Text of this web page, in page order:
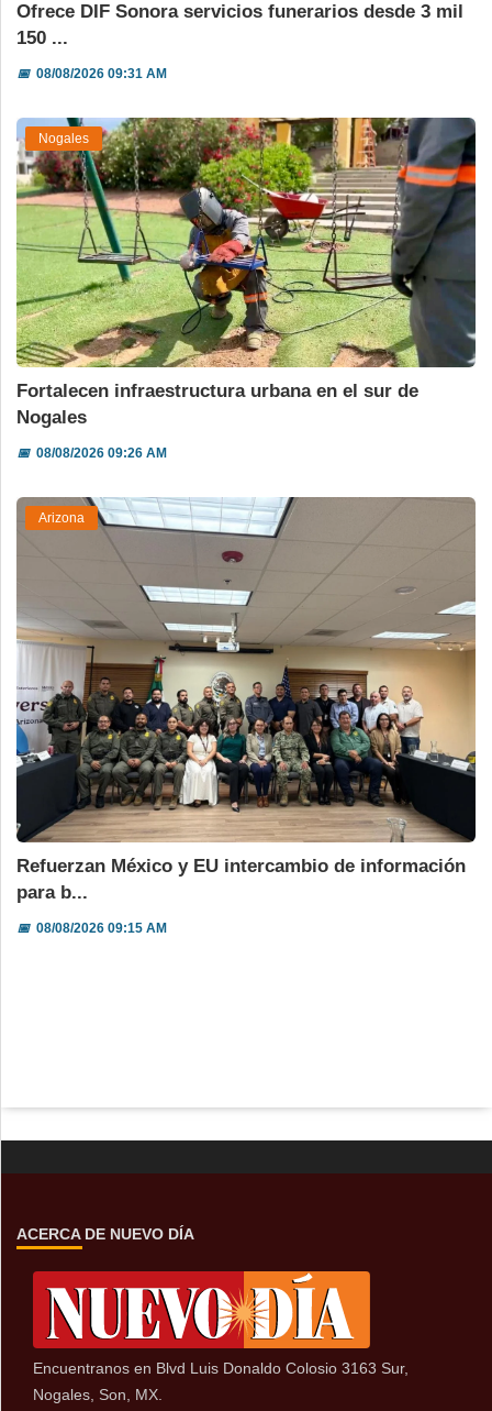
Ofrece DIF Sonora servicios funerarios desde 3 mil
150 ...
📅08/08/2026 09:31 AM
Nogales
Fortalecen infraestructura urbana en el sur de
Nogales
📅08/08/2026 09:26 AM
Arizona
Refuerzan México y EU intercambio de información
para b...
📅08/08/2026 09:15 AM
ACERCA DE NUEVO DÍA
Encuentranos en Blvd Luis Donaldo Colosio 3163 Sur,
Nogales, Son, MX.